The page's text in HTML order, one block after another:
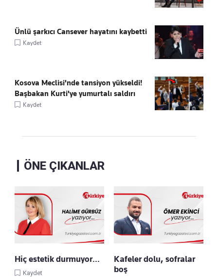
Ünlü şarkıcı Cansever hayatını kaybetti
Kaydet
Kosova Meclisi'nde tansiyon yükseldi!
Başbakan Kurti'ye yumurtalı saldırı
Kaydet
ÖNE ÇIKANLAR
Hiç estetik durmuyor…
Kaydet
Kafeler dolu, sofralar
boş